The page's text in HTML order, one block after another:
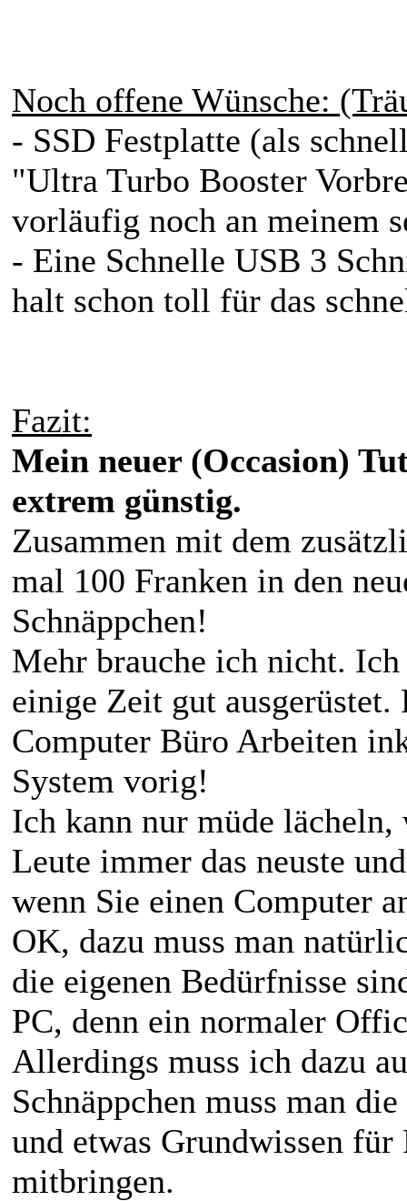
Noch offene Wünsche:
- SSD Festplatte (als
"Ultra Turbo Booster
vorläufig noch an meinem
- Eine Schnelle USB 3
halt schon toll für das
Fazit:
Mein neuer (Occasion)
extrem günstig.
Zusammen mit dem
mal 100 Franken in den
Schnäppchen!
Mehr brauche ich nicht.
einige Zeit gut ausgerüstet.
Computer Büro Arbeiten
System vorig!
Ich kann nur müde lächeln,
Leute immer das neuste
wenn Sie einen Computer
OK, dazu muss man
die eigenen Bedürfnisse
PC, denn ein normaler
Allerdings muss ich dazu
Schnäppchen muss man
und etwas Grundwissen für
mitbringen.